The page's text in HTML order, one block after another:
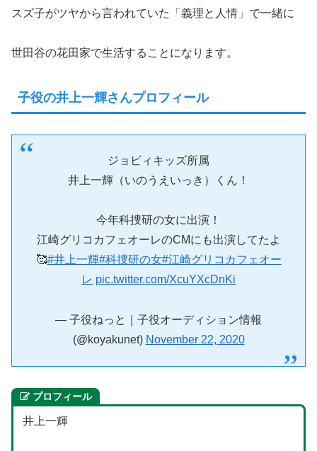
スズ子がツヤから言われていた「義理と人情」で一緒に
世田谷の花田家で生活することになります。
子役の井上一輝さんプロフィール
ジョビィキッズ所属
井上一輝（いのうえいっき）くん！
今年科捜研の女に出演！
江崎グリコカフェオーレのCMにも出演してたよ
🥰#井上一輝#科捜研の女#江崎グリコカフェオー
レ pic.twitter.com/XcuYXcDnKi
— 子役ねっと｜子役オーディション情報
(@koyakunet) November 22, 2020
プロフィール
井上一輝